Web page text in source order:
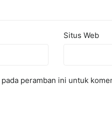
Situs Web
peramban ini untuk